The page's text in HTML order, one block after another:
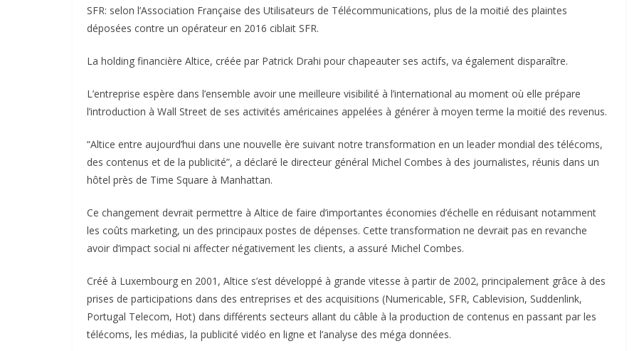
SFR: selon l’Association Française des Utilisateurs de Télécommunications, plus de la moitié des plaintes
déposées contre un opérateur en 2016 ciblait SFR.
La holding financière Altice, créée par Patrick Drahi pour chapeauter ses actifs, va également disparaître.
L’entreprise espère dans l’ensemble avoir une meilleure visibilité à l’international au moment où elle prépare
l’introduction à Wall Street de ses activités américaines appelées à générer à moyen terme la moitié des revenus.
“Altice entre aujourd’hui dans une nouvelle ère suivant notre transformation en un leader mondial des télécoms,
des contenus et de la publicité”, a déclaré le directeur général Michel Combes à des journalistes, réunis dans un
hôtel près de Time Square à Manhattan.
Ce changement devrait permettre à Altice de faire d’importantes économies d’échelle en réduisant notamment
les coûts marketing, un des principaux postes de dépenses. Cette transformation ne devrait pas en revanche
avoir d’impact social ni affecter négativement les clients, a assuré Michel Combes.
Créé à Luxembourg en 2001, Altice s’est développé à grande vitesse à partir de 2002, principalement grâce à des
prises de participations dans des entreprises et des acquisitions (Numericable, SFR, Cablevision, Suddenlink,
Portugal Telecom, Hot) dans différents secteurs allant du câble à la production de contenus en passant par les
télécoms, les médias, la publicité vidéo en ligne et l’analyse des méga données.